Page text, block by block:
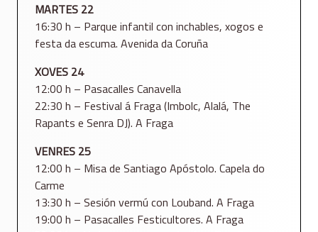
MARTES 22
16:30 h – Parque infantil con inchables, xogos e
festa da escuma. Avenida da Coruña
XOVES 24
12:00 h – Pasacalles Canavella
22:30 h – Festival á Fraga (Imbolc, Alalá, The
Rapants e Senra DJ). A Fraga
VENRES 25
12:00 h – Misa de Santiago Apóstolo. Capela do
Carme
13:30 h – Sesión vermú con Louband. A Fraga
19:00 h – Pasacalles Festicultores. A Fraga